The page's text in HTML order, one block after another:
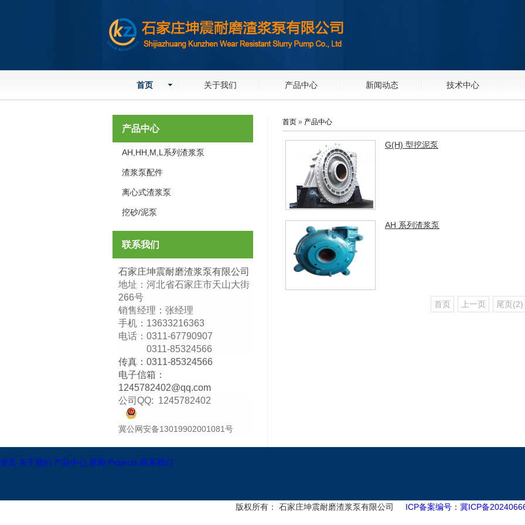
首页 关于我们 产品中心 新闻动态 技术中心
产品中心
AH,HH,M,L系列渣浆泵
渣浆泵配件
离心式渣浆泵
挖砂/泥泵
联系我们
石家庄坤震耐磨渣浆泵有限公司
地址：河北省石家庄市天山大街
266号
销售经理：张经理
手机：13633216363
电话：0311-67790907
0311-85324566
传真：0311-85324566
电子信箱：
1245782402@qq.com
公司QQ: 1245782402
冀公网安备13019902001081号
首页 » 产品中心
G(H) 型挖泥泵
AH 系列渣浆泵
首页 上一页 尾页(2)
首页 关于我们 产品中心 新闻 Projects 联系我们
版权所有： 石家庄坤震耐磨渣浆泵有限公司 ICP备案编号：冀ICP备